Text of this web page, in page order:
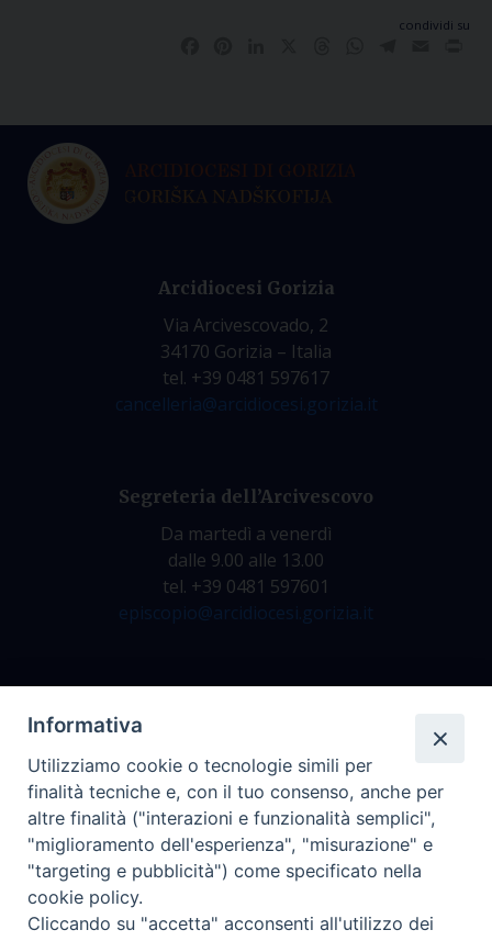
condividi su
Arcidiocesi Gorizia
Via Arcivescovado, 2
34170 Gorizia – Italia
tel. +39 0481 597617
cancelleria@arcidiocesi.gorizia.it
Segreteria dell’Arcivescovo
Da martedì a venerdì
dalle 9.00 alle 13.00
tel. +39 0481 597601
episcopio@arcidiocesi.gorizia.it
dalle 9.00 alle 12.30
tel. +39 0481 597628
archivio@arcidiocesi.gorizia.it
Ufficio Comunicazioni Sociali
Informativa
Utilizziamo cookie o tecnologie simili per
finalità tecniche e, con il tuo consenso, anche per
altre finalità ("interazioni e funzionalità semplici",
"miglioramento dell'esperienza", "misurazione" e
"targeting e pubblicità") come specificato nella
cookie policy.
Cliccando su "accetta" acconsenti all'utilizzo dei